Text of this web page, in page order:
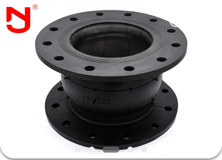
CASA
PRODOTTI
MOSTRA
2026
Shanghai
Songjiang
Jingning
Shock